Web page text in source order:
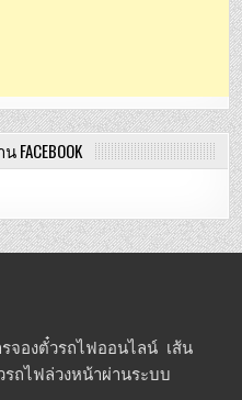
จองตั๋วรถไฟออนไลน์ เส้น
ถไฟล่วงหน้าผ่านระบบ